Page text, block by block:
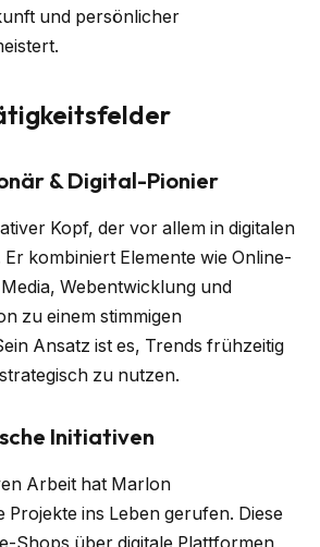
und persönlicher
& Digital-Pionier
Kopf, der vor allem in digitalen
Er kombiniert Elemente wie Online-
Webentwicklung und
zu einem stimmigen
Ansatz ist es, Trends frühzeitig
zu nutzen.
Initiativen
Arbeit hat Marlon
ins Leben gerufen. Diese